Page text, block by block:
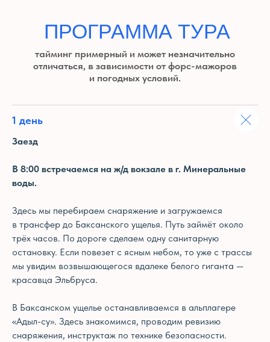
1 день
Заезд
В 8:00 встречаемся на ж/д вокзале в г. Минеральные
воды.
Здесь мы перебираем снаряжение и загружаемся
в трансфер до Баксанского ущелья. Путь займёт около
трёх часов. По дороге сделаем одну санитарную
остановку. Если повезет с ясным небом, то уже с трассы
мы увидим возвышающегося вдалеке белого гиганта —
красавца Эльбруса.
В Баксанском ущелье останавливаемся в альплагере
«Адыл-су». Здесь знакомимся, проводим ревизию
снаряжения, инструктаж по технике безопасности.
О турклубе
клиентам
сертификаты и бонусы
Восхождения
Однодневные туры